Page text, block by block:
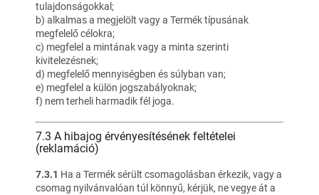
tulajdonságokkal;
b) alkalmas a megjelölt vagy a Termék típusának
megfelelő célokra;
c) megfelel a mintának vagy a minta szerinti
kivitelezésnek;
d) megfelelő mennyiségben és súlyban van;
e) megfelel a külön jogszabályoknak;
f) nem terheli harmadik fél joga.
7.3 A hibajog érvényesítésének feltételei
(reklamáció)
7.3.1 Ha a Termék sérült csomagolásban érkezik, vagy a
csomag nyilvánvalóan túl könnyű, kérjük, ne vegye át a